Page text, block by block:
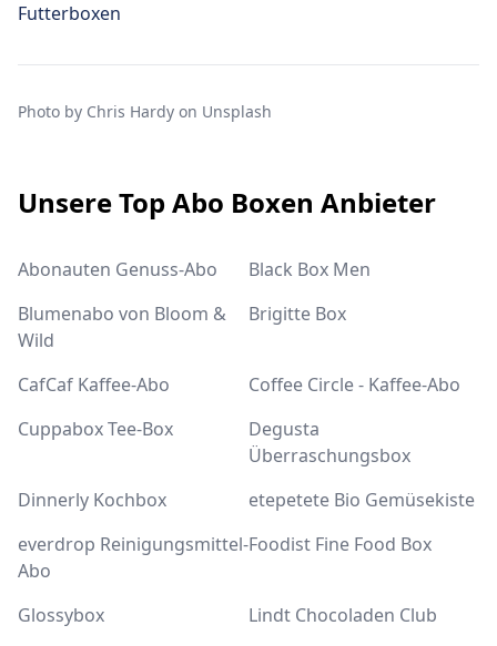
Futterboxen
Photo by Chris Hardy on Unsplash
Unsere Top Abo Boxen Anbieter
Abonauten Genuss-Abo
Black Box Men
Blumenabo von Bloom &
Wild
Brigitte Box
CafCaf Kaffee-Abo
Coffee Circle - Kaffee-Abo
Cuppabox Tee-Box
Degusta
Überraschungsbox
Dinnerly Kochbox
etepetete Bio Gemüsekiste
everdrop Reinigungsmittel-
Abo
Foodist Fine Food Box
Glossybox
Lindt Chocoladen Club